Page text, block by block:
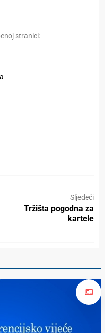
stranici:
Sljedeći
Tržišta pogodna za
kartele